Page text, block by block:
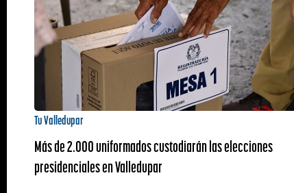
Tu Valledupar
Más de 2.000 uniformados custodiarán las elecciones
presidenciales en Valledupar